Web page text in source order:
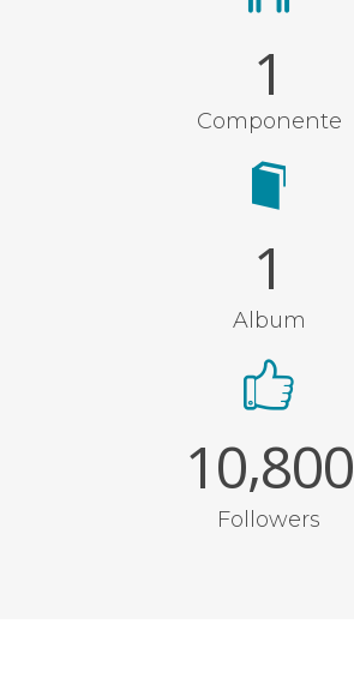
1
Componente
1
Album
10,800
Followers